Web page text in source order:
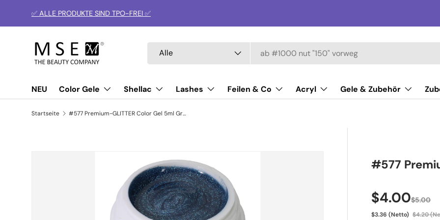
Direkt zum Inhalt
✅ ALLE PRODUKTE SIND TPO-FREI ✅
Alle
NEU Color Gele Shellac Lashes Feilen & Co Acryl Gele & Zubehör
Startseite #577 Premium-GLITTER Color Gel 5ml Grau
Zu Produktinformationen springen #577
$4.00$5.00
$3.36 (Netto) $4.20